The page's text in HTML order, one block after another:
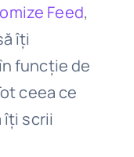
Feed,
îți
funcție de
ceea ce
îți scrii